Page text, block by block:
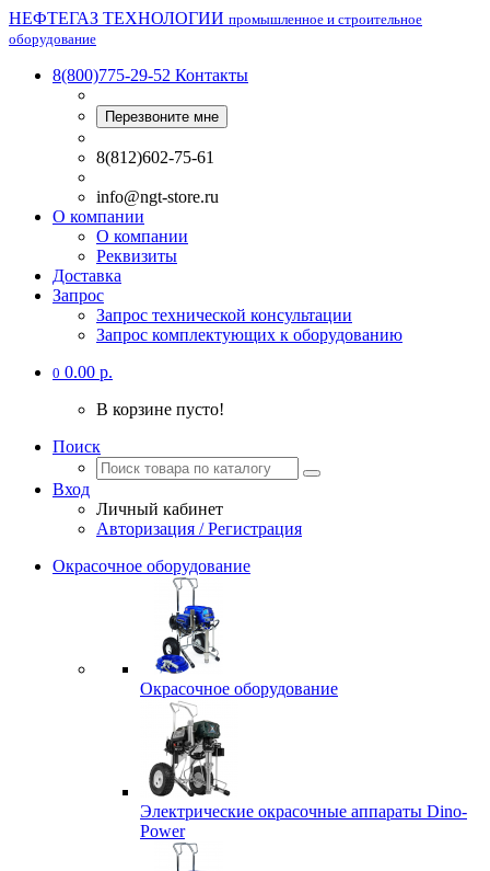
НЕФТЕГАЗ ТЕХНОЛОГИИ промышленное и строительное
оборудование
8(800)775-29-52 Контакты
Перезвоните мне
8(812)602-75-61
info@ngt-store.ru
О компании
О компании
Реквизиты
Доставка
Запрос
Запрос технической консультации
Запрос комплектующих к оборудованию
0 0.00 р.
В корзине пусто!
Поиск
Вход
Личный кабинет
Авторизация / Регистрация
Окрасочное оборудование
Окрасочное оборудование
Электрические окрасочные аппараты Dino-
Power